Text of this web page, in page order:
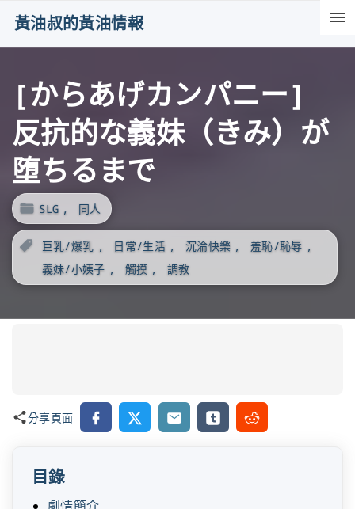
黃油叔的黃油情報
[からあげカンパニー]
反抗的な義妹（きみ）が
堕ちるまで
SLG 同人
巨乳/爆乳 日常/生活 沉淪快樂
羞恥/恥辱
義妹/小姨子
觸摸 調教
分享頁面 Facebook
X Email TumblrReddit
目錄